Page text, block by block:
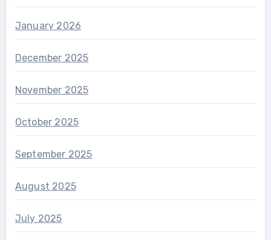
January 2026
December 2025
November 2025
October 2025
September 2025
August 2025
July 2025